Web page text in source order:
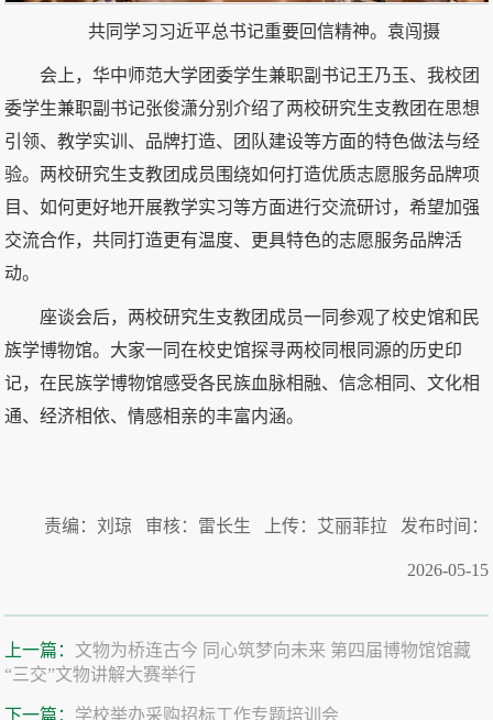
共同学习习近平总书记重要回信精神。袁闯摄
会上，华中师范大学团委学生兼职副书记王乃玉、我校团
委学生兼职副书记张俊潇分别介绍了两校研究生支教团在思想
引领、教学实训、品牌打造、团队建设等方面的特色做法与经
验。两校研究生支教团成员围绕如何打造优质志愿服务品牌项
目、如何更好地开展教学实习等方面进行交流研讨，希望加强
交流合作，共同打造更有温度、更具特色的志愿服务品牌活
动。
座谈会后，两校研究生支教团成员一同参观了校史馆和民
族学博物馆。大家一同在校史馆探寻两校同根同源的历史印
记，在民族学博物馆感受各民族血脉相融、信念相同、文化相
通、经济相依、情感相亲的丰富内涵。
责编：刘琼 审核：雷长生 上传：艾丽菲拉 发布时间：
2026-05-15
上一篇： 文物为桥连古今 同心筑梦向未来 第四届博物馆馆藏
“三交”文物讲解大赛举行
下一篇： 学校举办采购招标工作专题培训会